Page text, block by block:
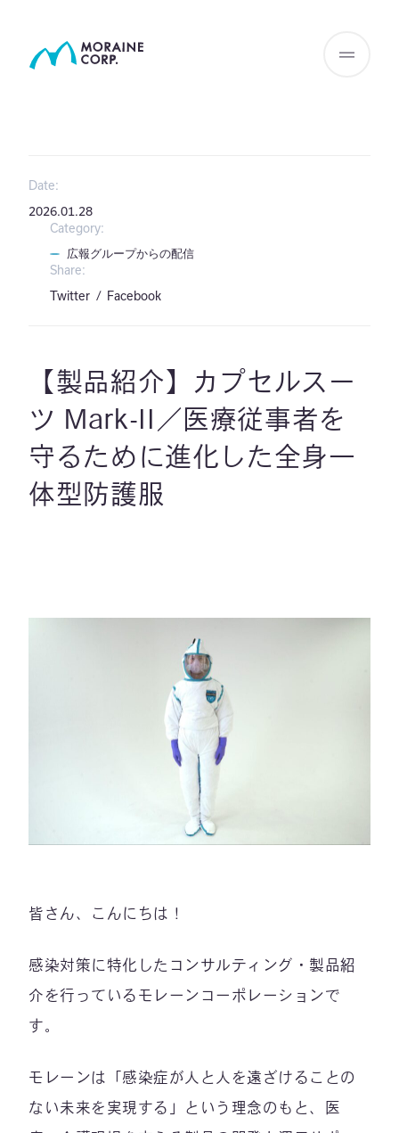
Date:
2026.01.28
Category:
広報グループからの配信
Share:
Twitter
Facebook
【製品紹介】カプセルスー
ツ Mark-II／医療従事者を
守るために進化した全身一
体型防護服
皆さん、こんにちは！
感染対策に特化したコンサルティング・製品紹
介を行っているモレーンコーポレーションで
す。
モレーンは「感染症が人と人を遠ざけることの
ない未来を実現する」という理念のもと、医